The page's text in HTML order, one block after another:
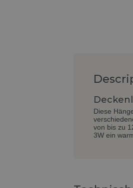
Diese
von bis zu
3W ein